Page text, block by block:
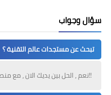
سؤال وجواب
تبحث عن مستجدات عالم التقنية ؟
!!نعم , الحل بين يديك الان ، مع